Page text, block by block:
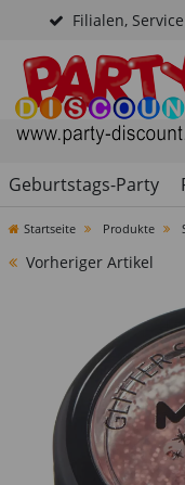
Filialen,
Geburtstags-Party
Startseite Produkte
Vorheriger Artikel